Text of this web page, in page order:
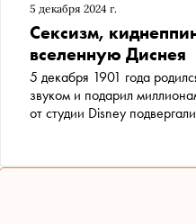
5 декабря 2024 г.
Сексизм,
вселенную Диснея
5 декабря 1901 года
звуком и подарил
от студии Disney